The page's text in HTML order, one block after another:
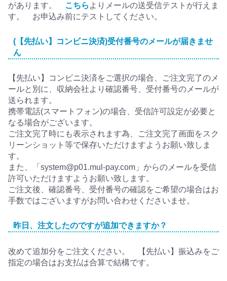
があります。 こちら よりメールの送受信テストが行えま
す。 お申込み前にテストしてください。
(【先払い】コンビニ決済)受付番号のメールが届きませ
ん
【先払い】コンビニ決済をご選択の場合、ご注文完了のメ
ールと別に、収納会社より確認番号、受付番号のメールが
送られます。
携帯電話(スマートフォン)の場合、受信許可設定が必要と
なる場合がございます。
ご注文完了時にも表示されます為、ご注文完了画面をスク
リーンショット等で保存いただけますようお願い致しま
す。
また、「system@p01.mul-pay.com」からのメールを受信
許可いただけますようお願い致します。
ご注文後、確認番号、受付番号の確認をご希望の場合はお
手数ではございますがお問い合わせくださいませ。
昨日、注文したのですが追加できますか？
改めて追加分をご注文ください。 【先払い】振込みをご
指定の場合はお支払は合算で結構です。